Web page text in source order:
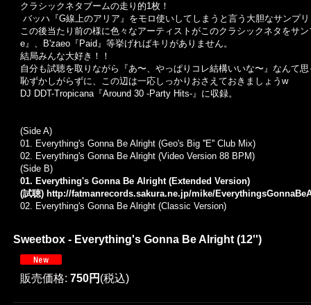
クラシックネタブームの走り的1枚！
バッハ『G線上のアリア』をモロ使いしてしまうと言う大胆なサンプ
この後当たり前の様に色々なアーティストがこのクラシックネタをサ
e』、B'zaeo『Paid』等挙げればキリがありません。
結局みんな大好き！！
自分も試聴を取りながら『あ〜、やっぱりコレ結構いいな〜』なんて
恥ずかしがらずに、この辺は一応しっかりおさえておきましょうw
DJ DDT-Tropicana『Around 30 -Party Hits-』に収録。
(Side A)
01. Everything's Gonna Be Alright (Geo's Big ''E'' Club Mix)
02. Everything's Gonna Be Alright (Video Version 88 BPM)
(Side B)
01. Everything's Gonna Be Alright (Extended Version)
(試聴) http://fatmanrecords.sakura.ne.jp/mike/
02. Everything's Gonna Be Alright (Classic Version)
Sweetbox - Everything's Gonna Be Alright (12'')
販売価格: 750円 (税込)